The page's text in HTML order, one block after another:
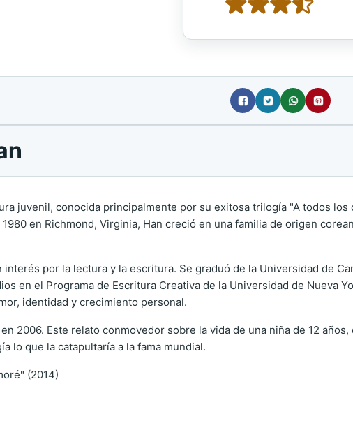
juvenil, conocida principalmente por su exitosa trilogía "A todos
en Richmond, Virginia, Han creció en una familia de origen
por la lectura y la escritura. Se graduó de la Universidad de
en el Programa de Escritura Creativa de la Universidad de Nueva
identidad y crecimiento personal.
2006. Este relato conmovedor sobre la vida de una niña de 12
lo que la catapultaría a la fama mundial.
(2014)